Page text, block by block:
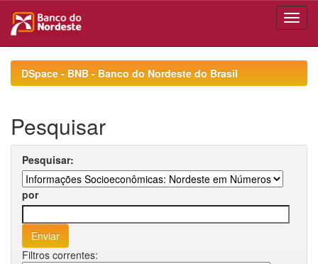
navigationDSpace - BNB - Banco do Nordeste do Brasil
Pesquisar
Pesquisar:
por
Filtros correntes: